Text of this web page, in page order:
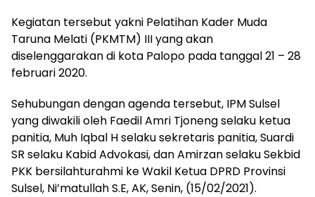
Kegiatan tersebut yakni Pelatihan Kader Muda
Taruna Melati (PKMTM) III yang akan
diselenggarakan di kota Palopo pada tanggal 21 – 28
februari 2020.
Sehubungan dengan agenda tersebut, IPM Sulsel
yang diwakili oleh Faedil Amri Tjoneng selaku ketua
panitia, Muh Iqbal H selaku sekretaris panitia, Suardi
SR selaku Kabid Advokasi, dan Amirzan selaku Sekbid
PKK bersilahturahmi ke Wakil Ketua DPRD Provinsi
Sulsel, Ni’matullah S.E, AK, Senin, (15/02/2021).